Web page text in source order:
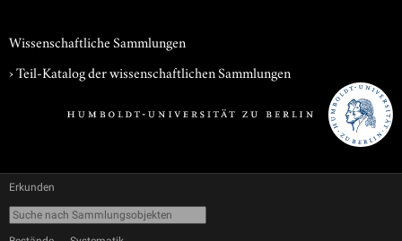
Wissenschaftliche Sammlungen
› Teil-Katalog der wissenschaftlichen Sammlungen
Erkunden